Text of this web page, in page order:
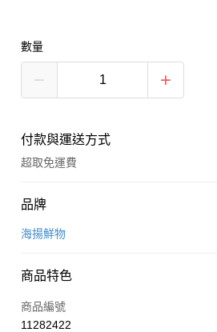
數量
付款與運送方式
超取免運費
付款方式
全家線上支付
運送方式
品牌
海揚鮮物
商品特色
商品編號
11282422